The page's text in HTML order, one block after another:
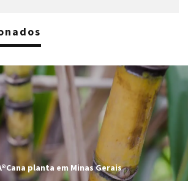
planta em Minas Gerais